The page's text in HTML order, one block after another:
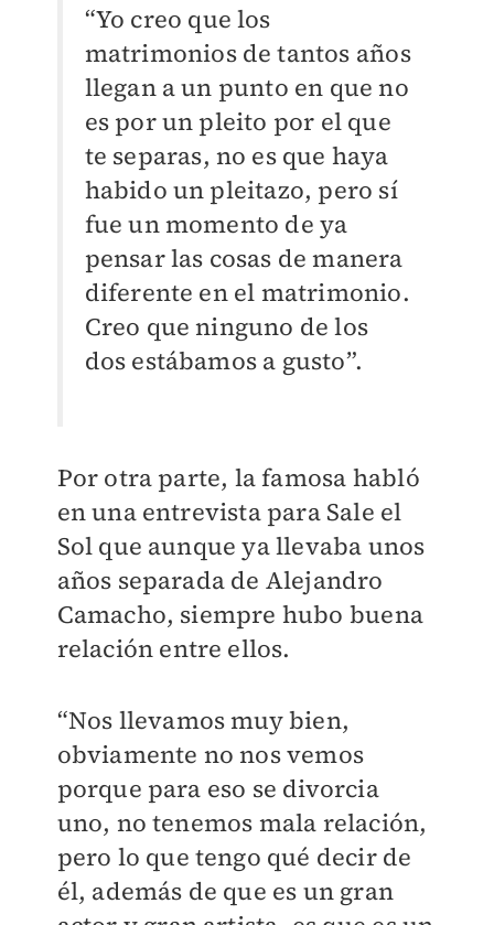
“Yo creo que los
matrimonios de tantos años
llegan a un punto en que no
es por un pleito por el que
te separas, no es que haya
habido un pleitazo, pero sí
fue un momento de ya
pensar las cosas de manera
diferente en el matrimonio.
Creo que ninguno de los
dos estábamos a gusto”.
Por otra parte, la famosa habló
en una entrevista para Sale el
Sol que aunque ya llevaba unos
años separada de Alejandro
Camacho, siempre hubo buena
relación entre ellos.
“Nos llevamos muy bien,
obviamente no nos vemos
porque para eso se divorcia
uno, no tenemos mala relación,
pero lo que tengo qué decir de
él, además de que es un gran